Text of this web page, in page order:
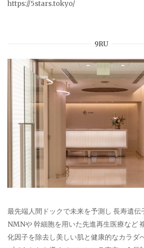
https://5stars.tokyo/
9RU
最先端人間ドックで未来を予測し 長寿遺伝
NMNや 幹細胞を用いた先進再生医療など
化因子を除去し美しい肌と健康的なカラダ